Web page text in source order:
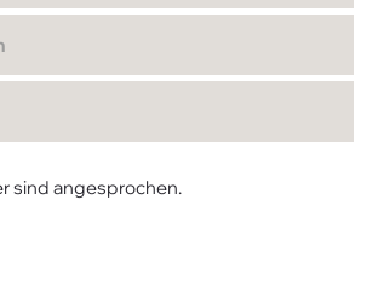
sind angesprochen.